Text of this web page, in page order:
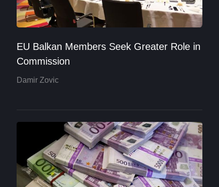
EU Balkan Members Seek Greater Role in
Commission
Damir Zovic